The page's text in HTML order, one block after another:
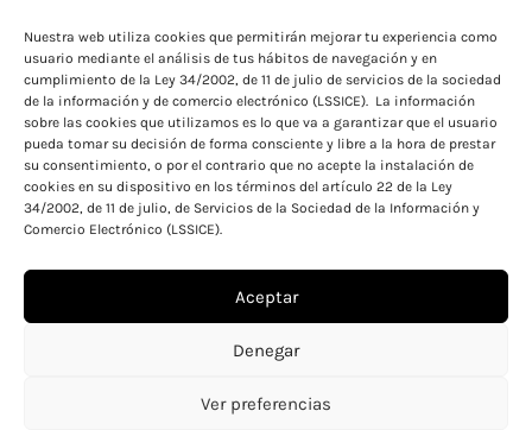
Nuestra web utiliza cookies que permitirán mejorar tu experiencia como
usuario mediante el análisis de tus hábitos de navegación y en
cumplimiento de la Ley 34/2002, de 11 de julio de servicios de la sociedad
de la información y de comercio electrónico (LSSICE). La información
sobre las cookies que utilizamos es lo que va a garantizar que el usuario
pueda tomar su decisión de forma consciente y libre a la hora de prestar
su consentimiento, o por el contrario que no acepte la instalación de
cookies en su dispositivo en los términos del artículo 22 de la Ley
34/2002, de 11 de julio, de Servicios de la Sociedad de la Información y
Comercio Electrónico (LSSICE).
Aceptar
Denegar
Ver preferencias
Consigue becas para bachiller en colegios
privados y ahorra dinero
Política de cookies
Copyright © 2026 Becas y ayudas para educación